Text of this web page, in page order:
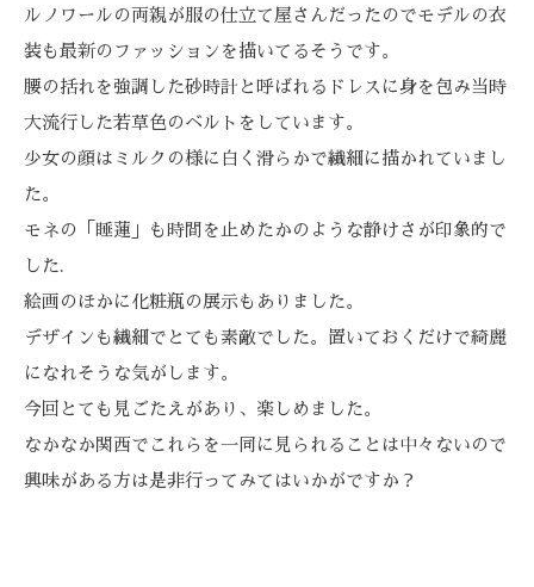
ルノワールの両親が服の仕立て屋さんだったのでモデルの衣
装も最新のファッションを描いてるそうです。
腰の括れを強調した砂時計と呼ばれるドレスに身を包み当時
大流行した若草色のベルトをしています。
少女の顔はミルクの様に白く滑らかで繊細に描かれていまし
た。
モネの「睡蓮」も時間を止めたかのような静けさが印象的で
した.
絵画のほかに化粧瓶の展示もありました。
デザインも繊細でとても素敵でした。置いておくだけで綺麗
になれそうな気がします。
今回とても見ごたえがあり、楽しめました。
なかなか関西でこれらを一同に見られることは中々ないので
興味がある方は是非行ってみてはいかがですか？